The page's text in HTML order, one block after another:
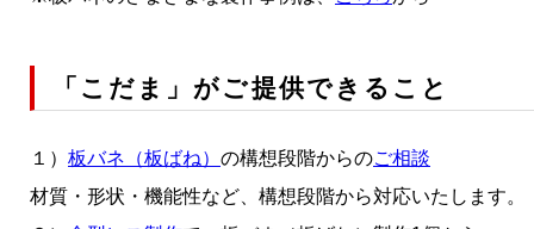
「こだま」がご提供できること
１） 板バネ（板ばね） の構想段階からのご相談
材質・形状・機能性など、構想段階から対応いたします。